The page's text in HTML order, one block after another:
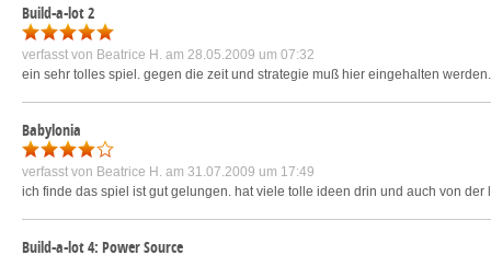
Build-a-lot 2
verfasst von Beatrice H. am 28.05.2009 um 07:32
ein sehr tolles spiel. gegen die zeit und strategie muß hier eingehalten
Babylonia
verfasst von Beatrice H. am 31.07.2009 um 17:49
ich finde das spiel ist gut gelungen. hat viele tolle ideen drin und auch von
Build-a-lot 4: Power Source